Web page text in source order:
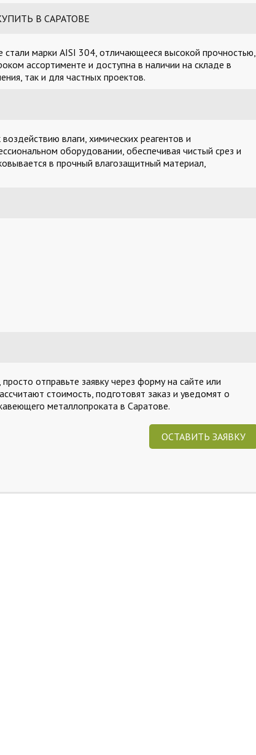
В САРАТОВЕ
марки AISI 304, отличающееся высокой прочностью,
ассортименте и доступна в наличии на складе в
так и для частных проектов.
влаги, химических реагентов и
оборудовании, обеспечивая чистый срез и
в прочный влагозащитный материал,
отправьте заявку через форму на сайте или
стоимость, подготовят заказ и уведомят о
металлопроката в Саратове.
ОСТАВИТЬ ЗАЯВКУ